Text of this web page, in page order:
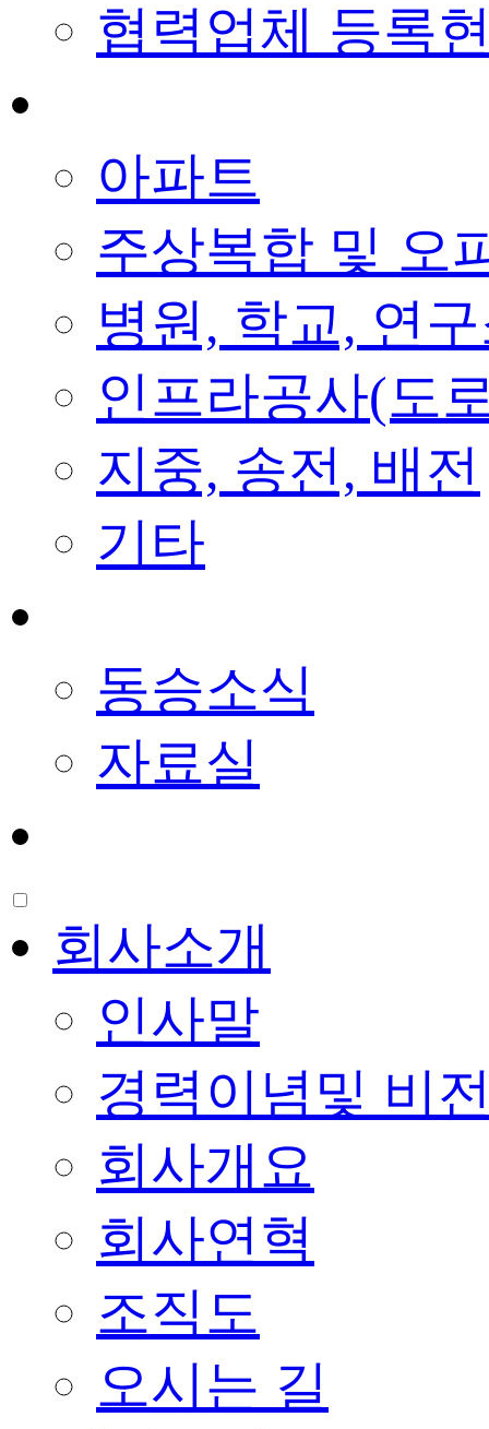
협력업체 등록
아파트
주상복합 및 오
병원, 학교, 연
인프라공사(도
지중, 송전, 배전
기타
동승소식
자료실
회사소개
인사말
경력이념및 비
회사개요
회사연혁
조직도
오시는 길